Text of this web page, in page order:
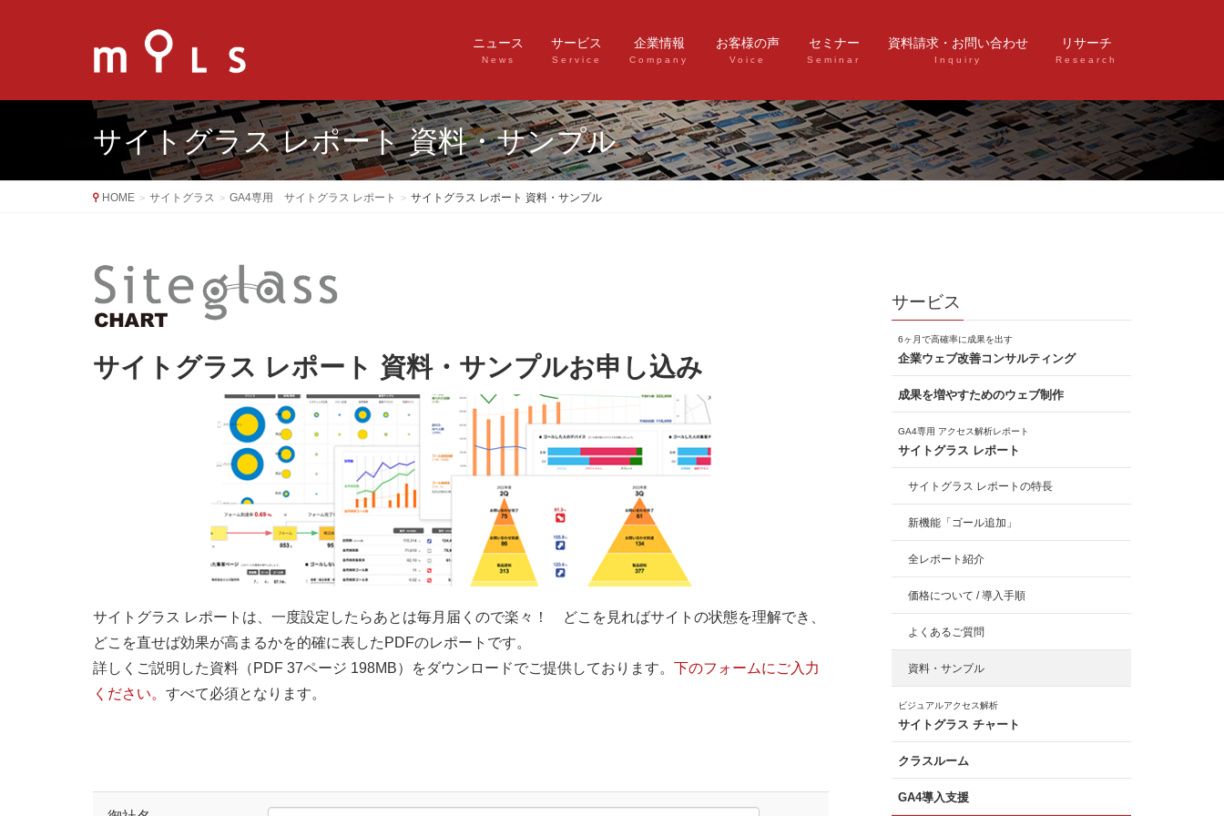
ニュース
News
サービス
Service
企業情報
Company
お客様の声
Voice
セミナー
Seminar
資料請求・お問い合わせ
Inquiry
リサーチ
Research
サイトグラス レポート 資料・サンプル
HOME サイトグラス GA4専用 サイトグラス レポート サイトグラス レポート 資料・サンプル
サイトグラス レポート 資料・サンプルお申し込み
サイトグラス レポートは、一度設定したらあとは毎月届くので楽々！ どこを見ればサイトの状態を理解でき、
どこを直せば効果が高まるかを的確に表したPDFのレポートです。
詳しくご説明した資料（PDF 37ページ 198MB）をダウンロードでご提供しております。 下のフォームにご入力
ください。 すべて必須となります。
サービス
6ヶ月で高確率に成果を出す
企業ウェブ改善コンサルティング
成果を増やすためのウェブ制作
GA4専用 アクセス解析レポート
サイトグラス レポート
サイトグラス レポートの特長
新機能「ゴール追加」
全レポート紹介
価格について / 導入手順
よくあるご質問
資料・サンプル
ビジュアルアクセス解析
サイトグラス チャート
クラスルーム
GA4導入支援